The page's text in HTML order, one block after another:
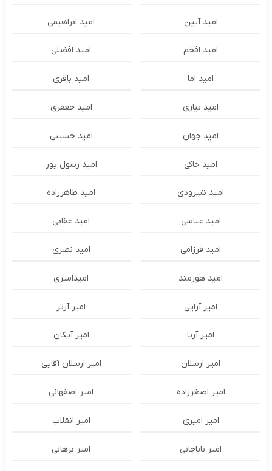
امید آیین امید ابراهیمی
امید افخم امید افضلی
امید اما امید باقری
امید بیاری امید جعفری
امید جهان امید حسینی
امید خاکی امید رسول پور
امید شیرودی امید طاهرزاده
امید عباسی امید عقابی
امید فرزامی امید نصری
امید هورمند امیدامیری
امیر آرایی امیر آرتر
امیر آریا امیر آیکان
امیر ارسلان امیر ارسلان آقایی
امیر اصغرزاده امیر اصفهانی
امیر امیری امیر انقلاب
امیر باباجانی امیر برهانی